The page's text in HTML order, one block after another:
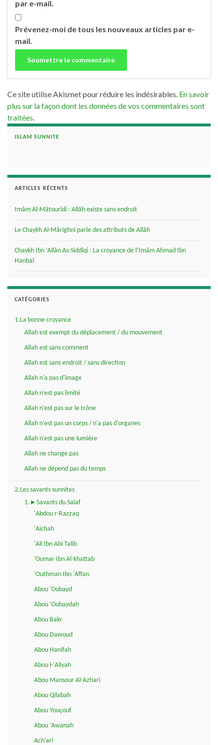
par e-mail.
Prévenez-moi de tous les nouveaux articles par e-
mail.
Ce site utilise Akismet pour réduire les indésirables. En savoir
plus sur la façon dont les données de vos commentaires sont
traitées
ISLAM SUNNITE
ARTICLES RÉCENTS
Imâm Al-Mâtourîdi : Allâh existe sans endroit
Le Chaykh Al-Mârighni parle des attributs de Allâh
Chaykh Ibn ‘Allân As-Siddîqi : La croyance de l’Imâm Ahmad Ibn
Hanbal
CATÉGORIES
1.La bonne croyance
Allah est exempt du déplacement / du mouvement
Allah est sans comment
Allah est sans endroit / sans direction
Allah n'a pas d'image
Allah n'est pas limité
Allah n'est pas sur le trône
Allah n'est pas un corps / n'a pas d'organes
Allah n'est pas une lumière
Allah ne change pas
Allah ne dépend pas du temps
2.Les savants sunnites
1.►Savants du Salaf
'Abdou r-Razzaq
'Aichah
'Ali Ibn Abi Talib
'Oumar Ibn Al-khattab
'Outhman Ibn 'Affan
Abou 'Oubayd
Abou 'Oubaydah
Abou Bakr
Abou Dawoud
Abou Hanifah
Abou l-'Aliyah
Abou Mansour Al-Azhari
Abou Qilabah
Abou Youçouf
Abou ‘Awanah
Ach'ari